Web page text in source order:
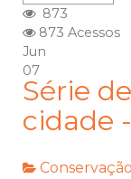
873
873 Acessos
Jun
07
Série
cidade
Conservação